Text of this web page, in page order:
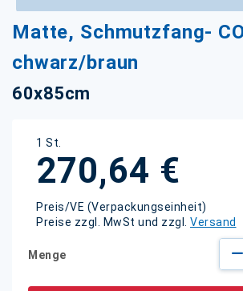
Matte, Schmutzfang-
chwarz/braun
60x85cm
1 St.
270,64 €
Preis/VE (Verpackungseinheit)
Preise zzgl. MwSt und zzgl. Versand
Menge
Anfang
der
Bildgalerie
springen